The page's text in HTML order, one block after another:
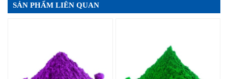
SẢN PHẨM LIÊN QUAN